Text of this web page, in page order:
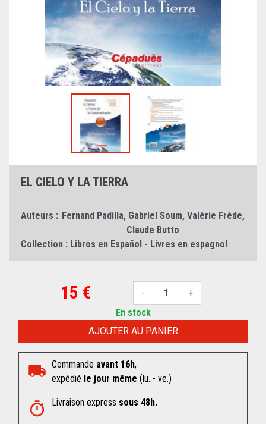
EL CIELO Y LA TIERRA
Auteurs : Fernand Padilla, Gabriel Soum, Valérie Frède,
Claude Butto
Collection : Libros en Español - Livres en espagnol
15 € - +
AJOUTER AU PANIER
En stock
Commande avant 16h,
expédié le jour même (lu. - ve.)
Livraison express sous 48h.